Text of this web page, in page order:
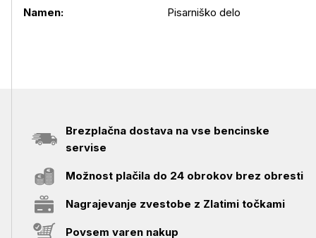
Namen: Pisarniško delo
Brezplačna dostava na vse bencinske
servise
Možnost plačila do 24 obrokov brez obresti
Nagrajevanje zvestobe z Zlatimi točkami
Povsem varen nakup